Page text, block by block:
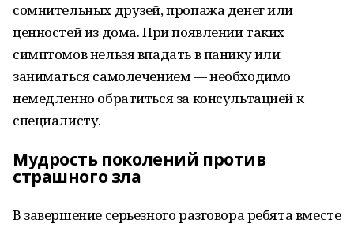
сомнительных друзей, пропажа денег или
ценностей из дома. При появлении таких
симптомов нельзя впадать в панику или
заниматься самолечением — необходимо
немедленно обратиться за консультацией к
специалисту.
Мудрость поколений против
страшного зла
В завершение серьезного разговора ребята вместе